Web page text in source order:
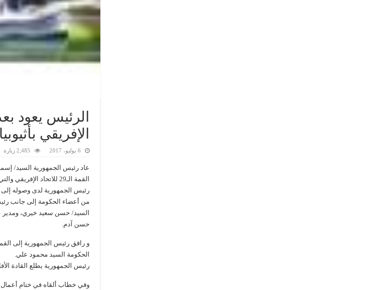
الرئيس يعود
الإفريقي بأثيوبيا
6 يوليو، 2017 2,485 زيارة
عاد رئيس الجمهورية السيد/
رئيس الجمهورية لدى وصوله إلى
من أعضاء الحكومة إلى جانب
السيد/ حسن سعيد خيري، ومدير
حسن آدم.
و رافق رئيس الجمهورية إلى
الحكومة السيد محمود علي.
رئيس الجمهورية يطلع القادة
وفي خطاب ألقاه في ختام أعمال